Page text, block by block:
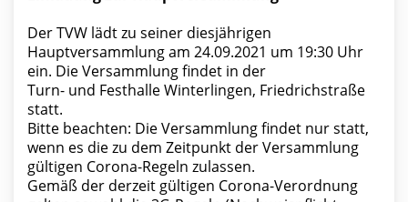
Der TVW lädt zu seiner diesjährigen
Hauptversammlung am 24.09.2021 um 19:30 Uhr
ein. Die Versammlung findet in der
Turn- und Festhalle Winterlingen, Friedrichstraße
statt.
Bitte beachten: Die Versammlung findet nur statt,
wenn es die zu dem Zeitpunkt der Versammlung
gültigen Corona-Regeln zulassen.
Gemäß der derzeit gültigen Corona-Verordnung